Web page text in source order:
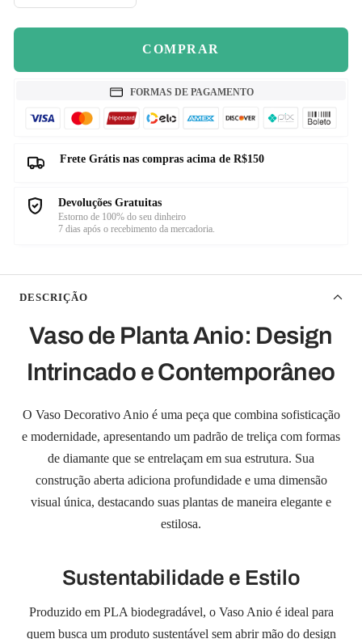
COMPRAR
FORMAS DE PAGAMENTO
Frete Grátis nas compras acima de R$150
Devoluções Gratuitas
Estorno de 100% do seu dinheiro
7 dias após o recebimento da mercadoria.
DESCRIÇÃO
Vaso de Planta Anio: Design
Intrincado e Contemporâneo
O Vaso Decorativo Anio é uma peça que combina sofisticação
e modernidade, apresentando um padrão de treliça com formas
de diamante que se entrelaçam em sua estrutura. Sua
construção aberta adiciona profundidade e uma dimensão
visual única, destacando suas plantas de maneira elegante e
estilosa.
Sustentabilidade e Estilo
Produzido em PLA biodegradável, o Vaso Anio é ideal para
quem busca um produto sustentável sem abrir mão do design